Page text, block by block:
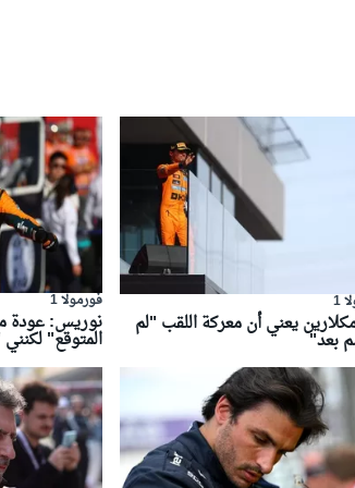
1
يعني أن معركة اللقب "لم
بعد"
فورمولا 1
نوريس: عودة
المتوقع"